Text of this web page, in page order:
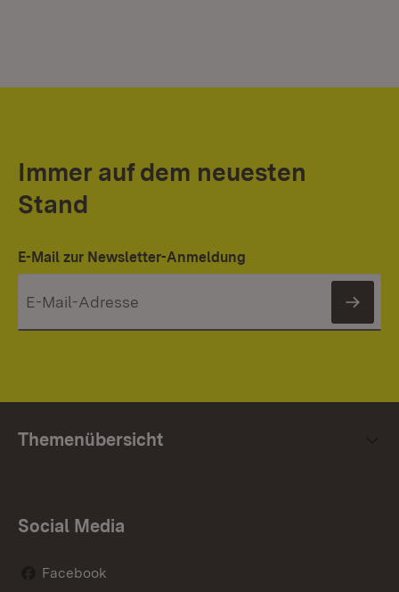
Immer auf dem neuesten
Stand
E-Mail zur Newsletter-Anmeldung
Themenübersicht
Social Media
Facebook